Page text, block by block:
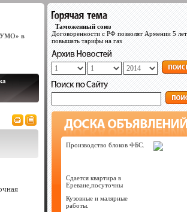
в
Таможенный союз
Договоренности с РФ позволят Армении 5
повышать тарифы на газ
Производство блоков ФБС.
Сдается квартира в
Ереване,посуточны
Кузовные и малярные
работы.